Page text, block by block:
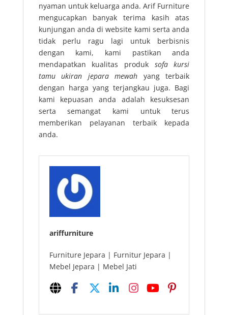
nyaman untuk keluarga anda. Arif Furniture
mengucapkan banyak terima kasih atas
kunjungan anda di website kami serta anda
tidak perlu ragu lagi untuk berbisnis
dengan kami, kami pastikan anda
mendapatkan kualitas produk sofa kursi
tamu ukiran jepara mewah yang terbaik
dengan harga yang terjangkau juga. Bagi
kami kepuasan anda adalah kesuksesan
serta semangat kami untuk terus
memberikan pelayanan terbaik kepada
anda.
ariffurniture
Furniture Jepara | Furnitur Jepara |
Mebel Jepara | Mebel Jati